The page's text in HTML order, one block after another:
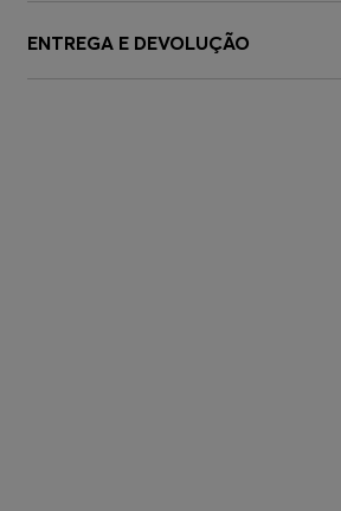
ENTREGA E DEVOLUÇÃO